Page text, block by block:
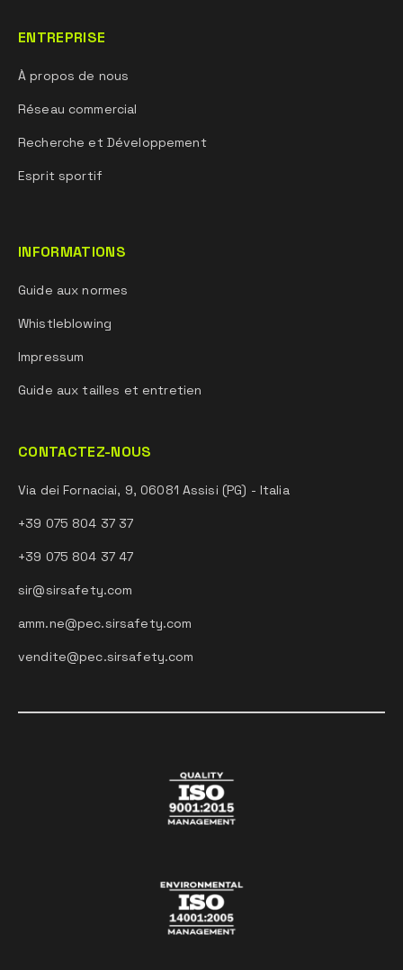
ENTREPRISE
À propos de nous
Réseau commercial
Recherche et Développement
Esprit sportif
INFORMATIONS
Guide aux normes
Whistleblowing
Impressum
Guide aux tailles et entretien
CONTACTEZ-NOUS
Via dei Fornaciai, 9, 06081 Assisi (PG) - Italia
+39 075 804 37 37
+39 075 804 37 47
sir@sirsafety.com
amm.ne@pec.sirsafety.com
vendite@pec.sirsafety.com